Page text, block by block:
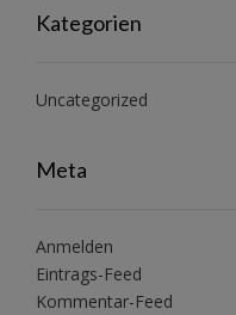
Kategorien
Uncategorized
Meta
Anmelden
Eintrags-Feed
Kommentar-Feed